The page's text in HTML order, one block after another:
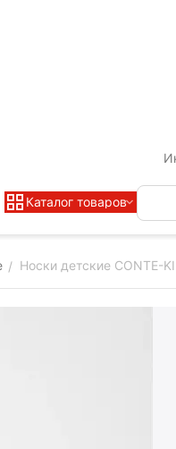
Каталог товаров
/ Носки детские CONTE-